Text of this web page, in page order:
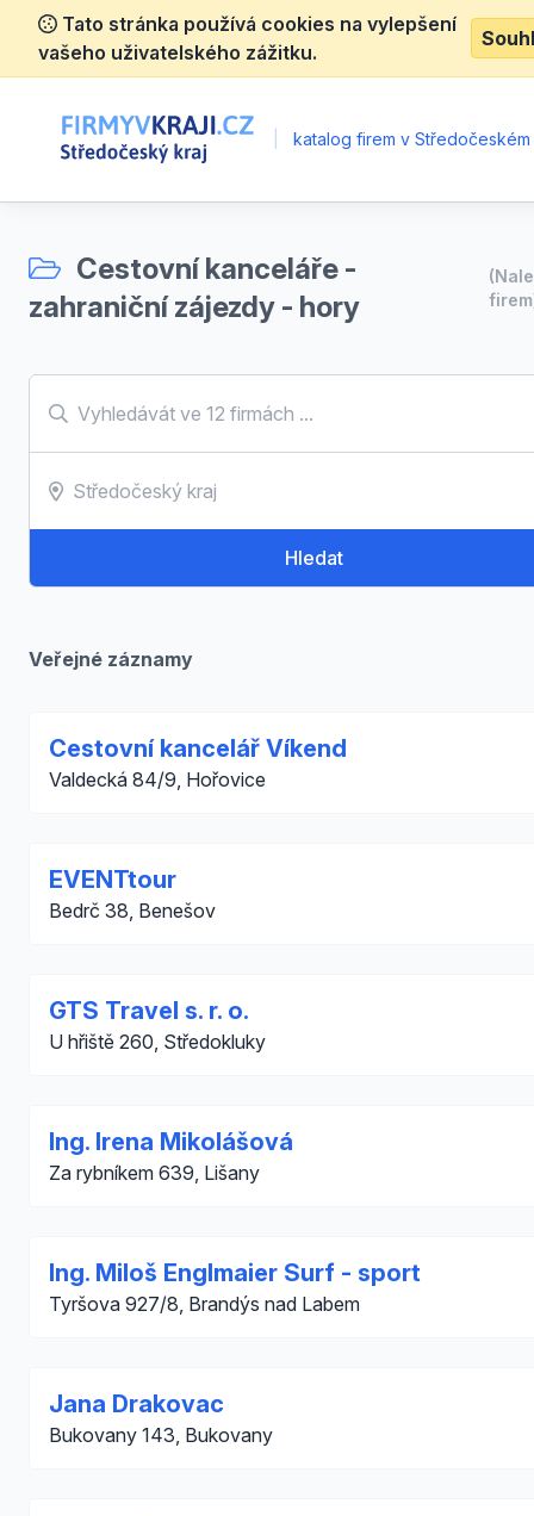
Tato stránka používá cookies na vylepšení
vašeho uživatelského zážitku.
katalog firem v Středočeském
Cestovní kanceláře -
zahraniční zájezdy - hory
Hledat
Veřejné záznamy
Cestovní kancelář Víkend
Valdecká 84/9, Hořovice
EVENTtour
Bedrč 38, Benešov
GTS Travel s. r. o.
U hřiště 260, Středokluky
Ing. Irena Mikolášová
Za rybníkem 639, Lišany
Ing. Miloš Englmaier Surf - sport
Tyršova 927/8, Brandýs nad Labem
Jana Drakovac
Bukovany 143, Bukovany